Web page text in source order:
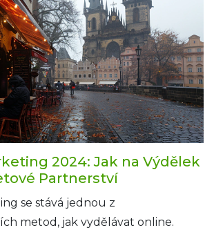
2024: Jak na Výdělek
Partnerství
se stává jednou z
metod, jak vydělávat online.